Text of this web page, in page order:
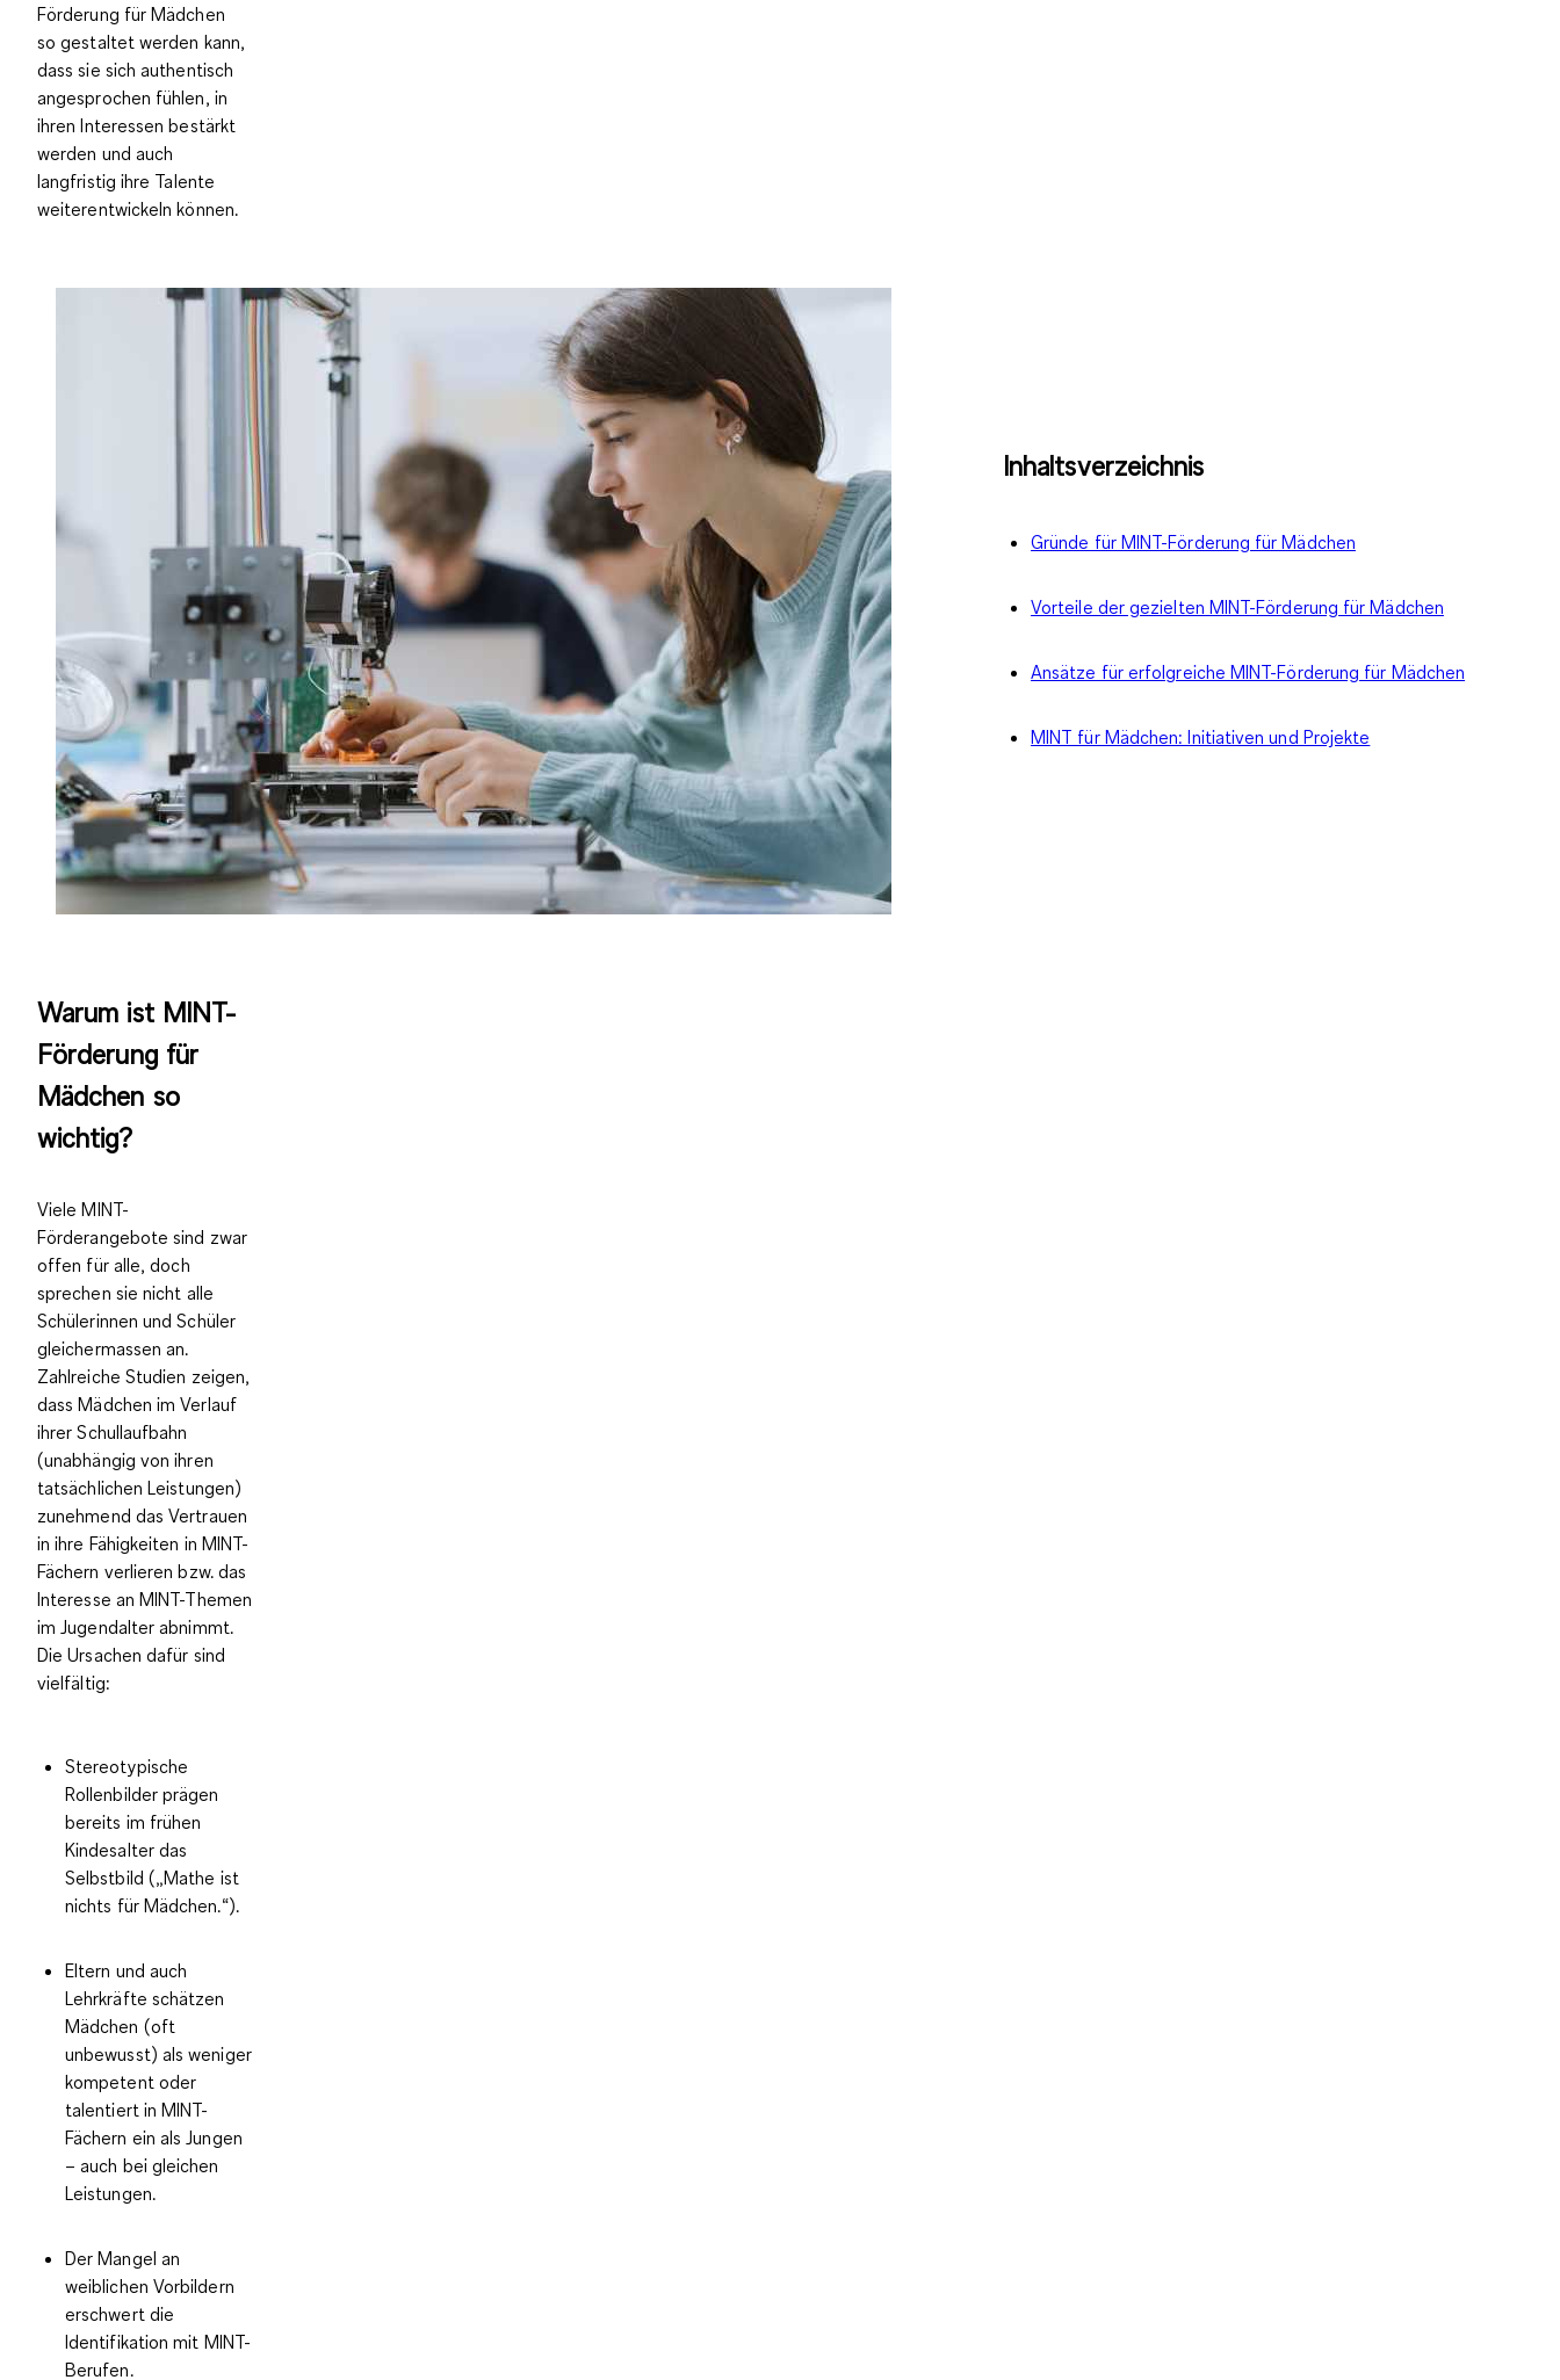
Förderung für Mädchen
so gestaltet werden kann,
dass sie sich authentisch
angesprochen fühlen, in
ihren Interessen bestärkt
werden und auch
langfristig ihre Talente
weiterentwickeln können.
Inhaltsverzeichnis
Gründe für MINT-Förderung für Mädchen
Vorteile der gezielten MINT-Förderung für Mädchen
Ansätze für erfolgreiche MINT-Förderung für Mädchen
MINT für Mädchen: Initiativen und Projekte
Warum ist MINT-
Förderung für
Mädchen so
wichtig?
Viele MINT-
Förderangebote sind zwar
offen für alle, doch
sprechen sie nicht alle
Schülerinnen und Schüler
gleichermassenan.
Zahlreiche Studien zeigen,
dass Mädchen im Verlauf
ihrer Schullaufbahn
(unabhängig von ihren
tatsächlichen Leistungen)
zunehmend das Vertrauen
in ihre Fähigkeiten in MINT-
Fächern verlieren bzw. das
Interesse an MINT-Themen
im Jugendalter abnimmt.
Die Ursachen dafür sind
vielfältig:
Stereotypische
Rollenbilder prägen
bereits im frühen
Kindesalter das
Selbstbild („Mathe ist
nichts für Mädchen.“).
Eltern und auch
Lehrkräfte schätzen
Mädchen (oft
unbewusst) als weniger
kompetent oder
talentiert in MINT-
Fächern ein als Jungen
– auch bei gleichen
Leistungen.
Der Mangel an
weiblichen Vorbildern
erschwert die
Identifikation mit MINT-
Berufen.